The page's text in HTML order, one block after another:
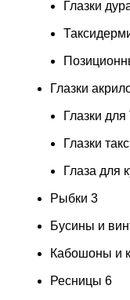
Глазки
Глазки
Глазки
Глазки
Глаза для
Рыбки 3
Бусины и
Кабошоны и
Ресницы 6